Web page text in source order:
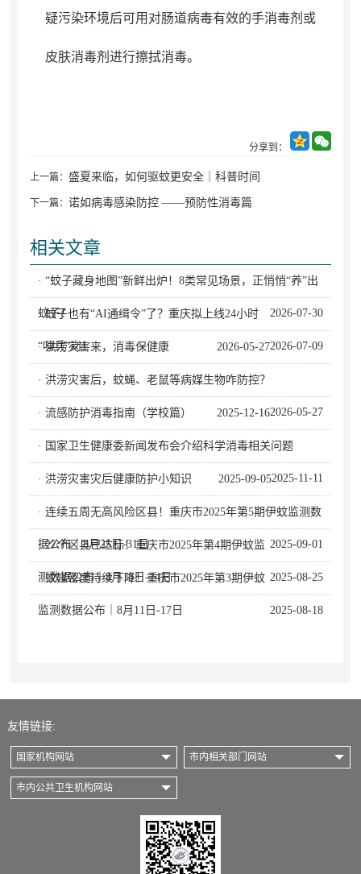
疑污染环境后可用对肠道病毒有效的手消毒剂或
皮肤消毒剂进行擦拭消毒。
分享到：
上一篇： 盛夏来临，如何驱蚊更安全｜科普时间
下一篇： 诺如病毒感染防控 ——预防性消毒篇
相关文章
· “蚊子藏身地图”新鲜出炉！8类常见场景，正悄悄“养”出
蚊子！ 2026-07-30
· 蚊子也有“AI通缉令”了？重庆拟上线24小时
“哨兵”岗！ 2026-07-09
· 洪涝灾害来，消毒保健康 2026-05-27
· 洪涝灾害后，蚊蝇、老鼠等病媒生物咋防控？
2026-05-27
· 流感防护消毒指南（学校篇） 2025-12-16
· 国家卫生健康委新闻发布会介绍科学消毒相关问题
2025-11-11
· 洪涝灾害灾后健康防护小知识 2025-09-05
· 连续五周无高风险区县！重庆市2025年第5期伊蚊监测数
据公布｜8月25日-31日 2025-09-01
· 27个区县已达标！重庆市2025年第4期伊蚊监
测数据公布｜8月18日-24日 2025-08-25
· 蚊媒密度持续下降！重庆市2025年第3期伊蚊
监测数据公布｜8月11日-17日 2025-08-18
友情链接:
国家机构网站 市内相关部门网站
市内公共卫生机构网站